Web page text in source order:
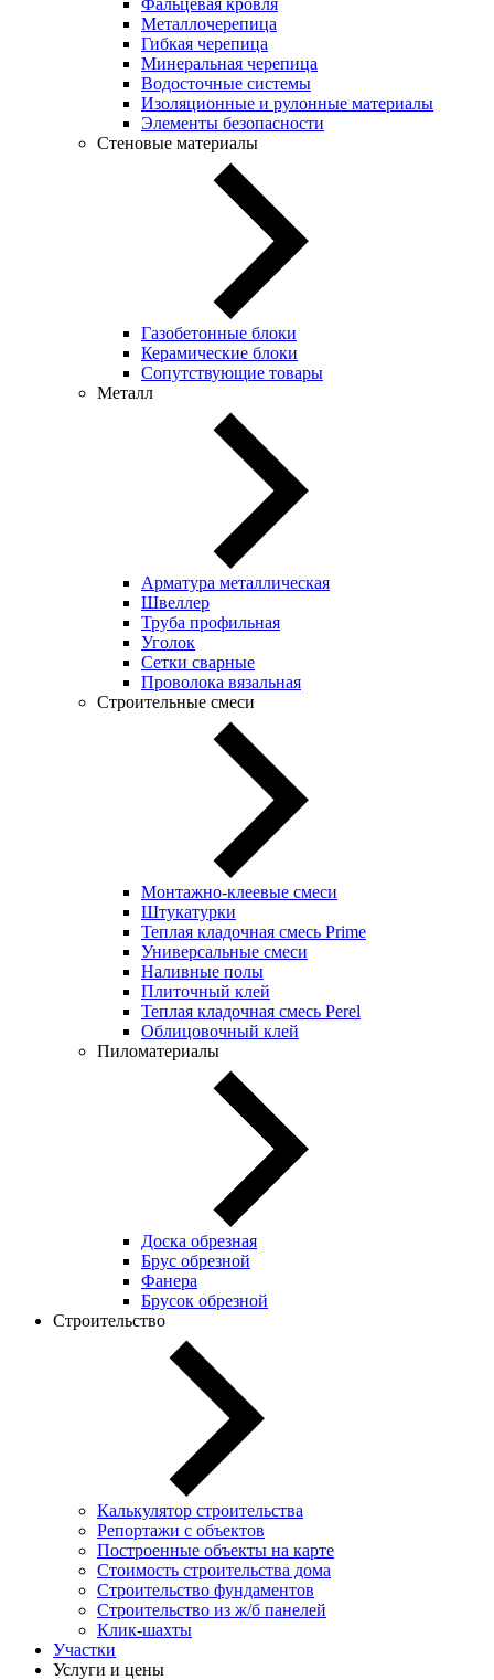
Металлочерепица
Гибкая черепица
Минеральная черепица
Водосточные системы
Изоляционные и рулонные материалы
Элементы безопасности
Стеновые материалы
Газобетонные блоки
Керамические блоки
Сопутствующие товары
Металл
Арматура металлическая
Швеллер
Труба профильная
Уголок
Сетки сварные
Проволока вязальная
Строительные смеси
Монтажно-клеевые смеси
Штукатурки
Теплая кладочная смесь Prime
Универсальные смеси
Наливные полы
Плиточный клей
Теплая кладочная смесь Perel
Облицовочный клей
Пиломатериалы
Доска обрезная
Брус обрезной
Фанера
Брусок обрезной
Строительство
Калькулятор строительства
Репортажи с объектов
Построенные объекты на карте
Стоимость строительства дома
Строительство фундаментов
Строительство из ж/б панелей
Клик-шахты
Участки
Услуги и цены